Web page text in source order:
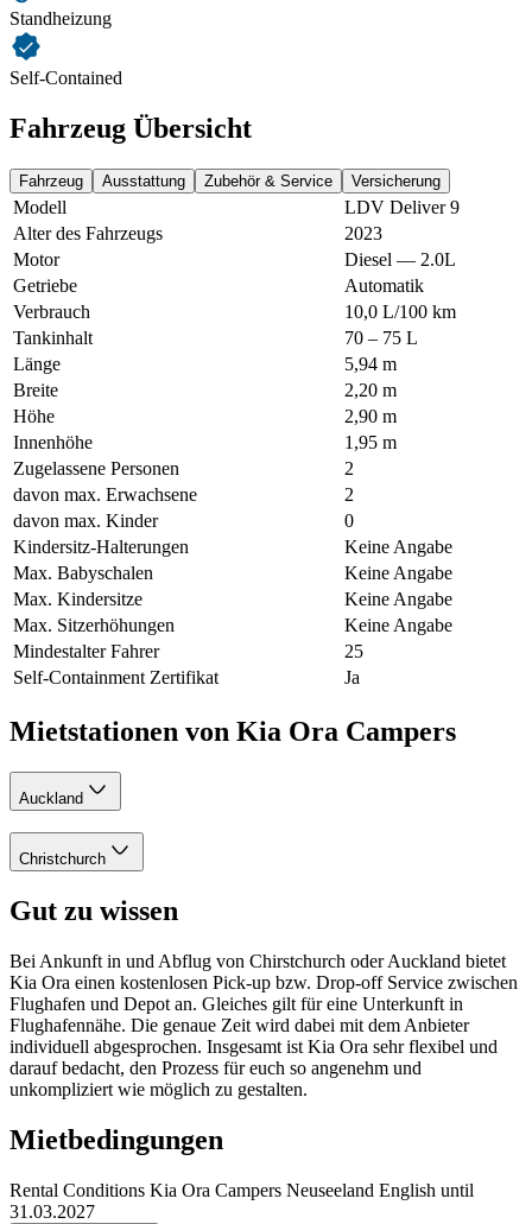
Standheizung
Self-Contained
Fahrzeug Übersicht
Fahrzeug Ausstattung Zubehör & Service Versicherung
Modell
LDV Deliver 9
Alter des Fahrzeugs
2023
Motor
Diesel — 2.0L
Getriebe
Automatik
Verbrauch
10,0 L/100 km
Tankinhalt
70 – 75 L
Länge
5,94 m
Breite
2,20 m
Höhe
2,90 m
Innenhöhe
1,95 m
Zugelassene Personen
2
davon max. Erwachsene
2
davon max. Kinder
0
Kindersitz-Halterungen
Keine Angabe
Max. Babyschalen
Keine Angabe
Max. Kindersitze
Keine Angabe
Max. Sitzerhöhungen
Keine Angabe
Mindestalter Fahrer
25
Self-Containment Zertifikat
Ja
Mietstationen von Kia Ora Campers
Auckland
Christchurch
Gut zu wissen
Bei Ankunft in und Abflug von Chirstchurch oder Auckland bietet
Kia Ora einen kostenlosen Pick-up bzw. Drop-off Service zwischen
Flughafen und Depot an. Gleiches gilt für eine Unterkunft in
Flughafennähe. Die genaue Zeit wird dabei mit dem Anbieter
individuell abgesprochen. Insgesamt ist Kia Ora sehr flexibel und
darauf bedacht, den Prozess für euch so angenehm und
unkompliziert wie möglich zu gestalten.
Mietbedingungen
Rental Conditions Kia Ora Campers Neuseeland English until
31.03.2027